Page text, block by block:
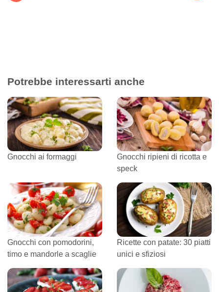
Potrebbe interessarti anche
Gnocchi ai formaggi
Gnocchi ripieni di ricotta e
speck
Gnocchi con pomodorini,
timo e mandorle a scaglie
Ricette con patate: 30 piatti
unici e sfiziosi